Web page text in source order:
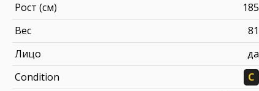
Рост (см)
185
Вес
81
Лицо
да
Condition
C